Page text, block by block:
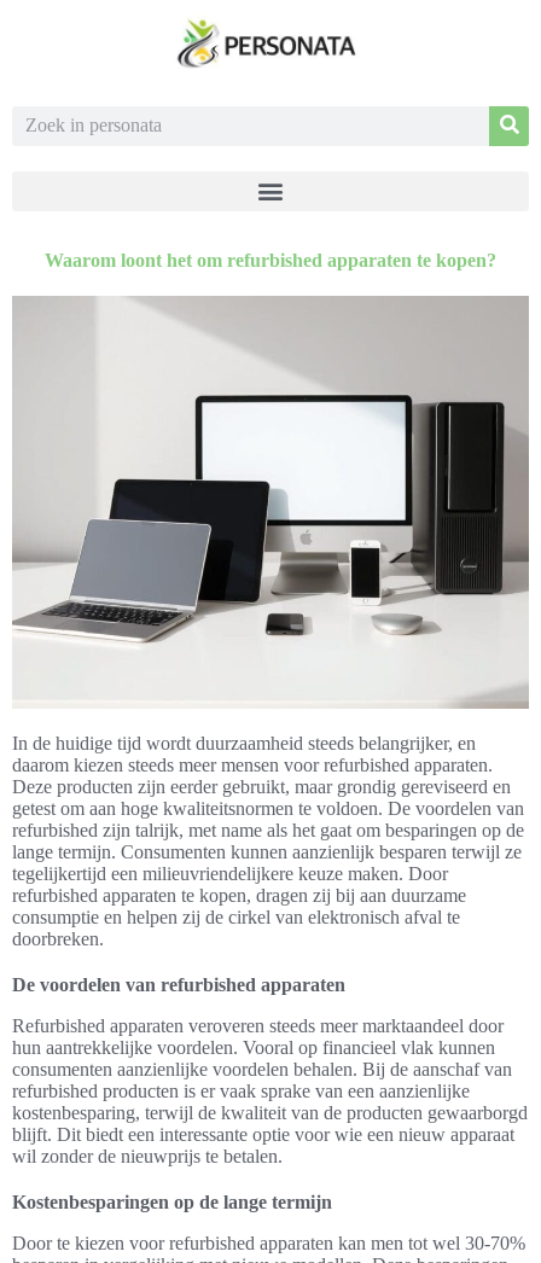
Waarom loont het om refurbished apparaten te kopen?
In de huidige tijd wordt duurzaamheid steeds belangrijker, en
daarom kiezen steeds meer mensen voor refurbished apparaten.
Deze producten zijn eerder gebruikt, maar grondig gereviseerd en
getest om aan hoge kwaliteitsnormen te voldoen. De voordelen van
refurbished zijn talrijk, met name als het gaat om besparingen op de
lange termijn. Consumenten kunnen aanzienlijk besparen terwijl ze
tegelijkertijd een milieuvriendelijkere keuze maken. Door
refurbished apparaten te kopen, dragen zij bij aan duurzame
consumptie en helpen zij de cirkel van elektronisch afval te
doorbreken.
De voordelen van refurbished apparaten
Refurbished apparaten veroveren steeds meer marktaandeel door
hun aantrekkelijke voordelen. Vooral op financieel vlak kunnen
consumenten aanzienlijke voordelen behalen. Bij de aanschaf van
refurbished producten is er vaak sprake van een aanzienlijke
kostenbesparing, terwijl de kwaliteit van de producten gewaarborgd
blijft. Dit biedt een interessante optie voor wie een nieuw apparaat
wil zonder de nieuwprijs te betalen.
Kostenbesparingen op de lange termijn
Door te kiezen voor refurbished apparaten kan men tot wel 30-70%